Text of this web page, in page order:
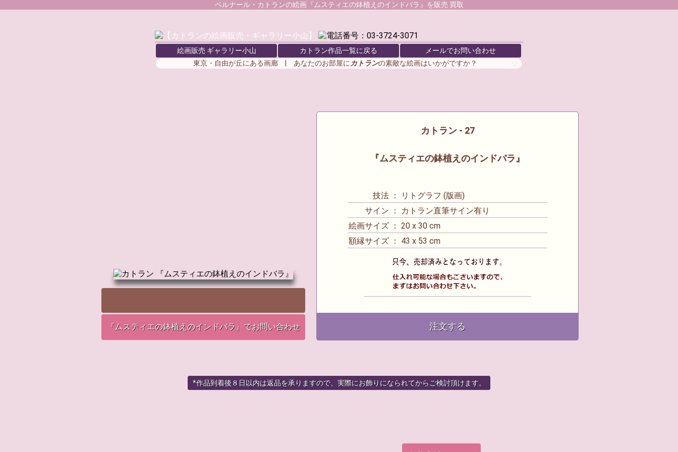
ベルナール・カトランの絵画『ムスティエの鉢植えのインドバラ』を販売 買取
絵画販売 ギャラリー小山 カトラン作品一覧に戻る
メールでお問い合わせ
東京・自由が丘にある画廊 | あなたのお部屋に カトランの素敵な絵画はいかがですか？
『ムスティエの鉢植えのインドバラ』でお問い合わせ
カトラン - 27
『ムスティエの鉢植えのインドバラ』
技法 ： リトグラフ (版画)
サイン ： カトラン直筆サイン有り
絵画サイズ ： 20 x 30 cm
額縁サイズ ： 43 x 53 cm
注文する
*作品到着後８日以内は返品を承りますので、実際にお飾りになられてからご検討頂けます。